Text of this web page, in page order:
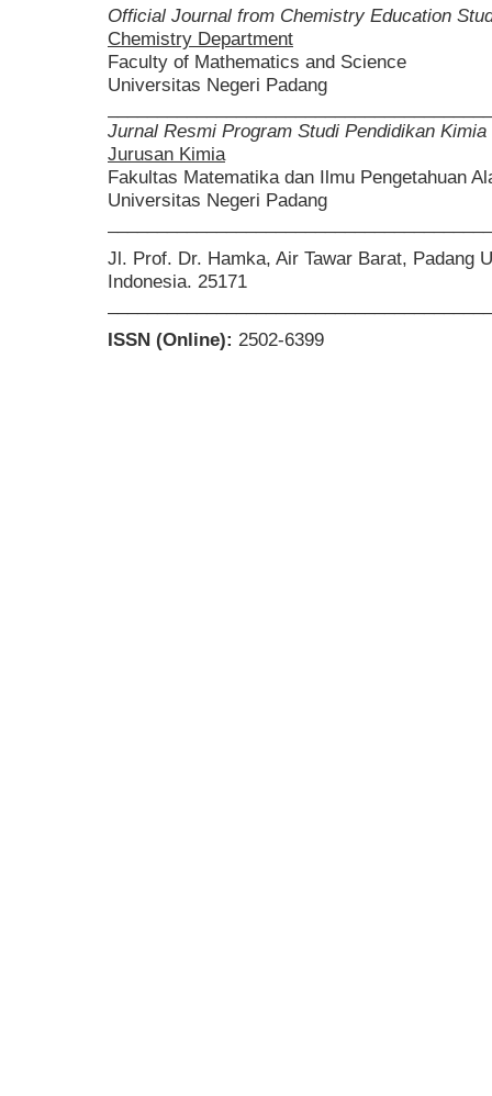
Official Journal from Chemistry Education
Chemistry Department
Faculty of Mathematics and Science
Universitas Negeri Padang
Jurnal Resmi Program Studi Pendidikan Kimia
Jurusan Kimia
Fakultas Matematika dan Ilmu Pengetahuan
Universitas Negeri Padang
Jl. Prof. Dr. Hamka, Air Tawar Barat, Padang
Indonesia. 25171
ISSN (Online): 2502-6399